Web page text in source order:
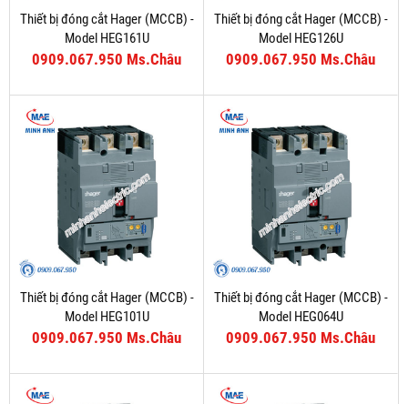
Thiết bị đóng cắt Hager (MCCB) -
Model HEG161U
0909.067.950 Ms.Châu
Thiết bị đóng cắt Hager (MCCB) -
Model HEG126U
0909.067.950 Ms.Châu
Thiết bị đóng cắt Hager (MCCB) -
Model HEG101U
0909.067.950 Ms.Châu
Thiết bị đóng cắt Hager (MCCB) -
Model HEG064U
0909.067.950 Ms.Châu